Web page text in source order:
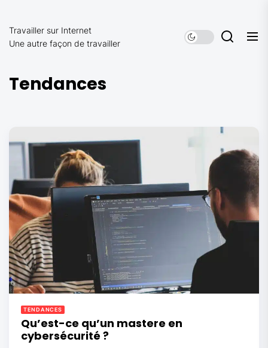
the
Travailler sur Internet
Une autre façon de travailler
Tendances
TENDANCES
Qu’est-ce qu’un mastere en
cybersécurité ?